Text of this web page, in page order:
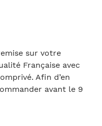
sur votre
Française avec
Afin d’en
avant le 9